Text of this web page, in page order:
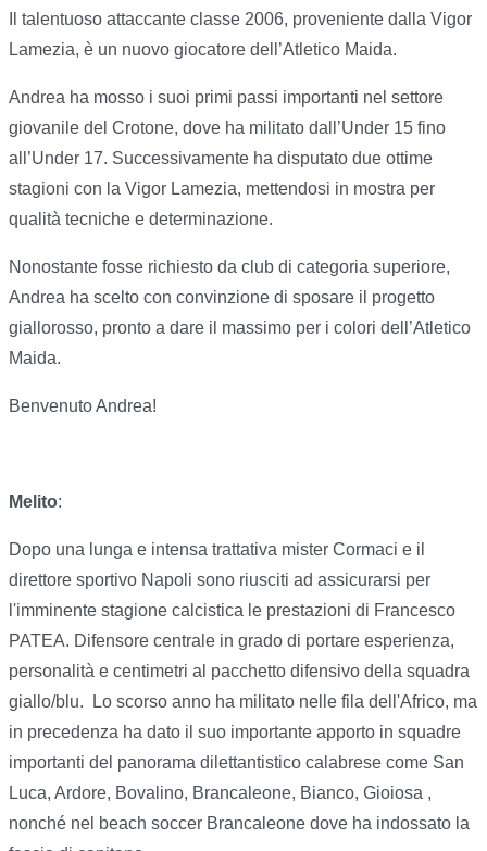
Il talentuoso attaccante classe 2006, proveniente dalla Vigor
Lamezia, è un nuovo giocatore dell’Atletico Maida.
Andrea ha mosso i suoi primi passi importanti nel settore
giovanile del Crotone, dove ha militato dall’Under 15 fino
all’Under 17. Successivamente ha disputato due ottime
stagioni con la Vigor Lamezia, mettendosi in mostra per
qualità tecniche e determinazione.
Nonostante fosse richiesto da club di categoria superiore,
Andrea ha scelto con convinzione di sposare il progetto
giallorosso, pronto a dare il massimo per i colori dell’Atletico
Maida.
Benvenuto Andrea!
Melito:
Dopo una lunga e intensa trattativa mister Cormaci e il
direttore sportivo Napoli sono riusciti ad assicurarsi per
l'imminente stagione calcistica le prestazioni di Francesco
PATEA. Difensore centrale in grado di portare esperienza,
personalità e centimetri al pacchetto difensivo della squadra
giallo/blu.
Lo scorso anno ha militato nelle fila dell'Africo, ma
in precedenza ha dato il suo importante apporto in squadre
importanti del panorama dilettantistico calabrese come San
Luca, Ardore, Bovalino, Brancaleone, Bianco, Gioiosa ,
nonché nel beach soccer Brancaleone dove ha indossato la